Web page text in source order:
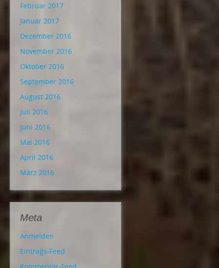
Februar 2017
Januar 2017
Dezember 2016
November 2016
Oktober 2016
September 2016
August 2016
Juli 2016
Juni 2016
Mai 2016
April 2016
März 2016
Meta
Anmelden
Eintrags-Feed